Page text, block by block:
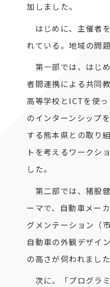
加しました。
はじめに、主催者
れている。地域の問
第一部では、はじ
者間連携による共同
高等学校とICTを使
のインターンシップ
する熊本県との取り
トを考えるワークシ
した。
第二部では、猪股健
ーマで、自動車メー
グメンテーション（
自動車の外観デザイ
の高さが伺われまし
次に、「プログラミ